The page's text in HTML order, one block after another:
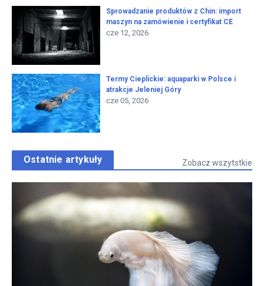
Sprowadzanie produktów z Chin: import
maszyn na zamówienie i certyfikat CE
cze 12, 2026
Termy Cieplickie: aquaparki w Polsce i
atrakcje Jeleniej Góry
cze 05, 2026
Ostatnie artykuły Zobacz wszytstkie